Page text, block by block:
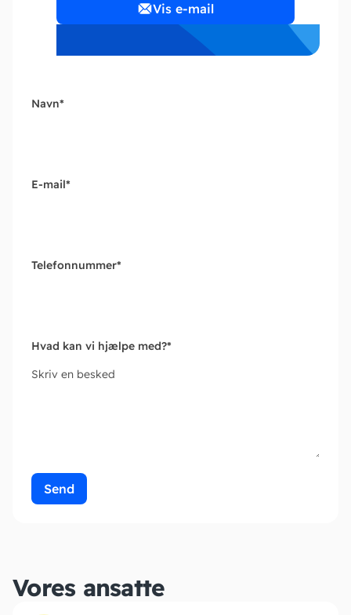
Vis e-mail
Navn*
E-mail*
Telefonnummer*
Hvad kan vi hjælpe med?*
Skriv en besked
Send
Vores ansatte